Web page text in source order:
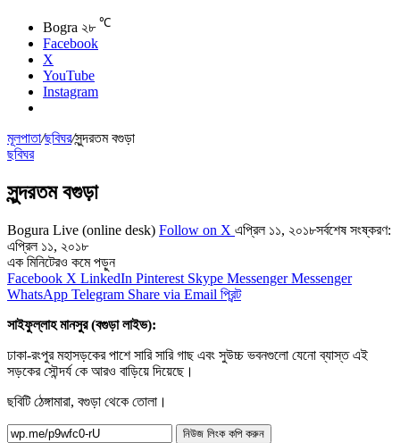
Bogra ২৮ ℃
Facebook
X
YouTube
Instagram
মূলপাতা/ছবিঘর/সুন্দরতম বগুড়া
ছবিঘর
সুন্দরতম বগুড়া
Bogura Live (online desk) Follow on X এপ্রিল ১১, ২০১৮সর্বশেষ সংষ্করণ:
এপ্রিল ১১, ২০১৮
এক মিনিটেরও কমে পড়ুন
Facebook X LinkedIn Pinterest Skype Messenger Messenger
WhatsApp Telegram Share via Email প্রিন্ট
সাইফুল্লাহ মানসুর (বগুড়া লাইভ):
ঢাকা-রংপুর মহাসড়কের পাশে সারি সারি গাছ এবং সুউচ্চ ভবনগুলো যেনো ব্যাস্ত এই
সড়কের সৌন্দর্য কে আরও বাড়িয়ে দিয়েছে।
ছবিটি ঠেঙ্গামারা, বগুড়া থেকে তোলা।
নিউজ লিংক কপি করুন